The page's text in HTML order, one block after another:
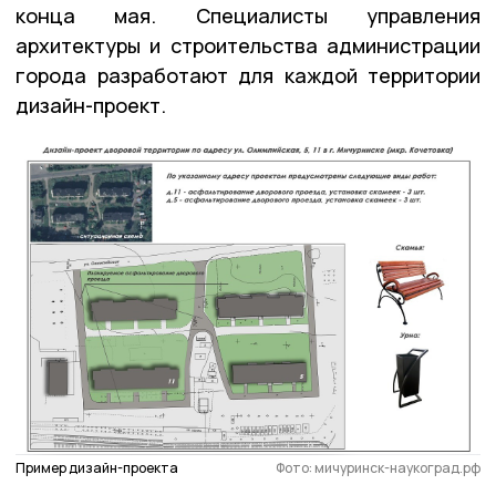
конца мая. Специалисты управления
архитектуры и строительства администрации
города разработают для каждой территории
дизайн-проект.
Пример дизайн-проекта Фото: мичуринск-наукоград.рф